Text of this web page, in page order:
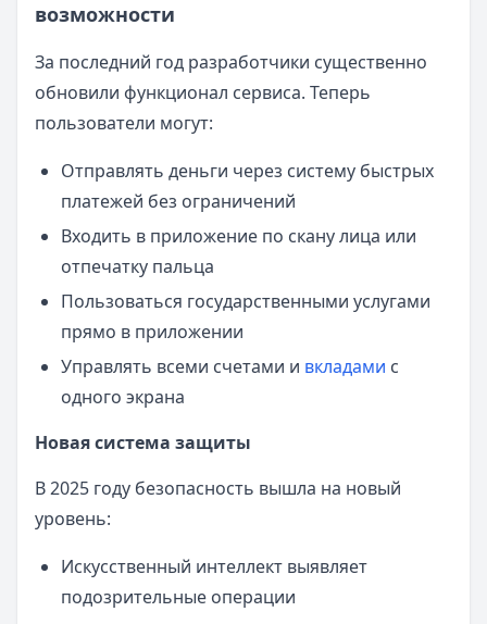
возможности
За последний год разработчики существенно
обновили функционал сервиса. Теперь
пользователи могут:
Отправлять деньги через систему быстрых
платежей без ограничений
Входить в приложение по скану лица или
отпечатку пальца
Пользоваться государственными услугами
прямо в приложении
Управлять всеми счетами и вкладами с
одного экрана
Новая система защиты
В 2025 году безопасность вышла на новый
уровень:
Искусственный интеллект выявляет
подозрительные операции